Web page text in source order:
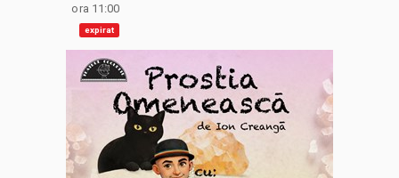
ora 11:00
expirat